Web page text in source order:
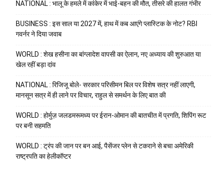
NATIONAL : भालू के हमले में कांकेर में भाई-बहन की मौत, तीसरे की हालत गंभीर
BUSINESS : इस साल या 2027 में, हाथ में कब आएंगे प्लास्टिक के नोट? RBI
गवर्नर ने दिया जवाब
WORLD : शेख हसीना का बांग्लादेश वापसी का ऐलान, नए अध्याय की शुरुआत या
खेल रहीं बड़ा दांव
NATIONAL : रिजिजू बोले- सरकार परिसीमन बिल पर विशेष सत्र नहीं लाएगी,
मानसून सत्र में ही लाने पर विचार, राहुल से समर्थन के लिए बात की
WORLD : होर्मुज़ जलडमरूमध्य पर ईरान-ओमान की बातचीत में प्रगति, शिपिंग रूट
पर बनी सहमति
WORLD : ट्रंप की जान पर बन आई, पैसेंजर प्लेन से टकराने से बचा अमेरिकी
राष्ट्रपति का हेलीकॉप्टर